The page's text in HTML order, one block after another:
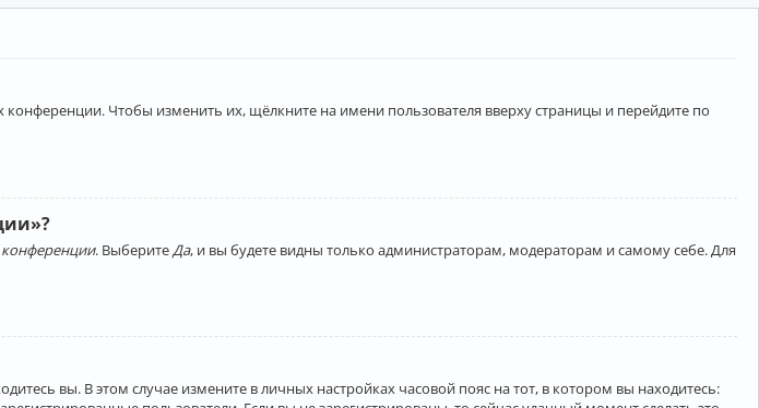
Чтобы изменить их, щёлкните на имени пользователя вверху страницы и перейдите по
. Выберите Да, и вы будете видны только администраторам, модераторам и самому себе. Для
вы. В этом случае измените в личных настройках часовой пояс на тот, в котором вы находитесь: